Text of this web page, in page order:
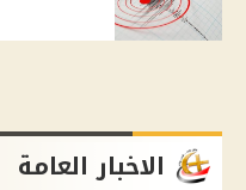
الاخبار العامة